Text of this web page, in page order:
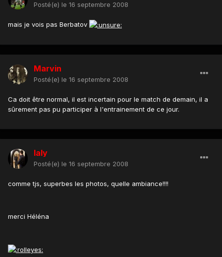
Posté(e) le 16 septembre 2008
mais je vois pas Berbatov
Marvin
Posté(e) le 16 septembre 2008
Ca doit être normal, il est incertain pour le match de demain, il a
sûrement pas pu participer à l'entrainement de ce jour.
laly
Posté(e) le 16 septembre 2008
comme tjs, superbes les photos, quelle ambiance!!!!
merci Héléna